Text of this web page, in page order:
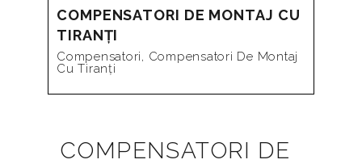
COMPENSATORI DE MONTAJ CU
TIRANȚI
Compensatori, Compensatori De Montaj
Cu Tiranți
COMPENSATORI DE